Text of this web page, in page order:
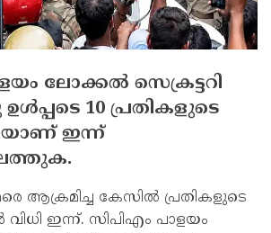
ലോക്കല്‍ സെക്രട്ടറി
10 പ്രതികളുടെ
ഇന്ന്
ആക്രമിച്ച കേസില്‍ പ്രതികളുടെ
വിധി ഇന്ന്. സിപിഎം പാളയം